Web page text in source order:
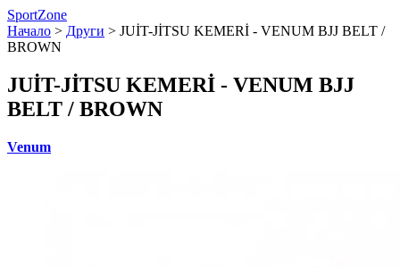
SportZone
Начало > Други > JUİT-JİTSU KEMERİ - VENUM BJJ BELT /
BROWN
JUİT-JİTSU KEMERİ - VENUM BJJ
BELT / BROWN
Venum